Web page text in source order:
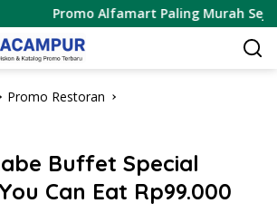
Promo Alfamart Paling Murah Sejagat 8
Promo Restoran
Buffet Special
Can Eat Rp99.000